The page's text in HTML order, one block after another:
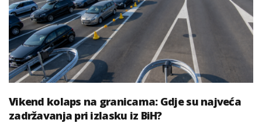
Vikend kolaps na granicama: Gdje su najveća
zadržavanja pri izlasku iz BiH?